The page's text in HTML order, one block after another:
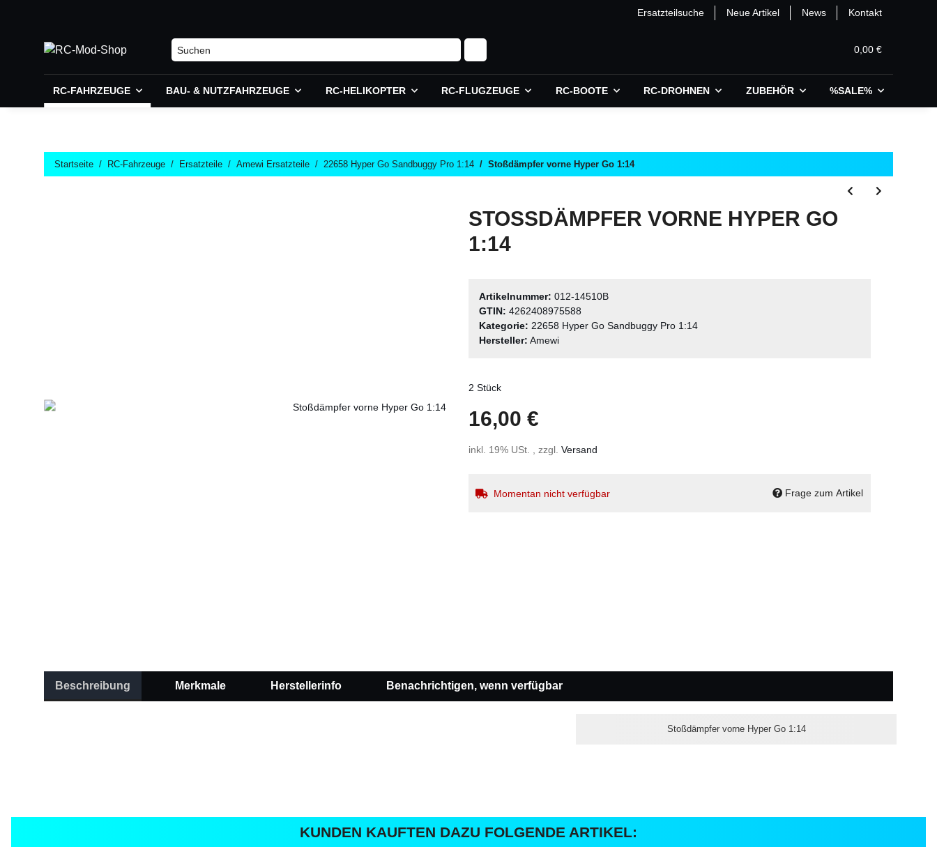
Ersatzteilsuche Neue Artikel News Kontakt
0,00 €
RC-FAHRZEUGE BAU- & NUTZFAHRZEUGE RC-HELIKOPTER RC-FLUGZEUGE RC-BOOTE RC-DROHNEN ZUBEHÖR %SALE%
Startseite RC-Fahrzeuge Ersatzteile Amewi Ersatzteile 22658 Hyper Go Sandbuggy Pro 1:14 Stoßdämpfer vorne Hyper Go 1:14
STOSSDÄMPFER VORNE HYPER GO 1
:14
Artikelnummer: 012-14510B
GTIN: 4262408975588
Kategorie: 22658 Hyper Go Sandbuggy Pro 1:14
Hersteller: Amewi
2 Stück
16,00 €
inkl. 19% USt. , zzgl. Versand
Momentan nicht verfügbar Frage zum Artikel
Beschreibung Merkmale Herstellerinfo Benachrichtigen, wenn verfügbar
Stoßdämpfer vorne Hyper Go 1:14
KUNDEN KAUFTEN DAZU FOLGENDE ARTIKEL: